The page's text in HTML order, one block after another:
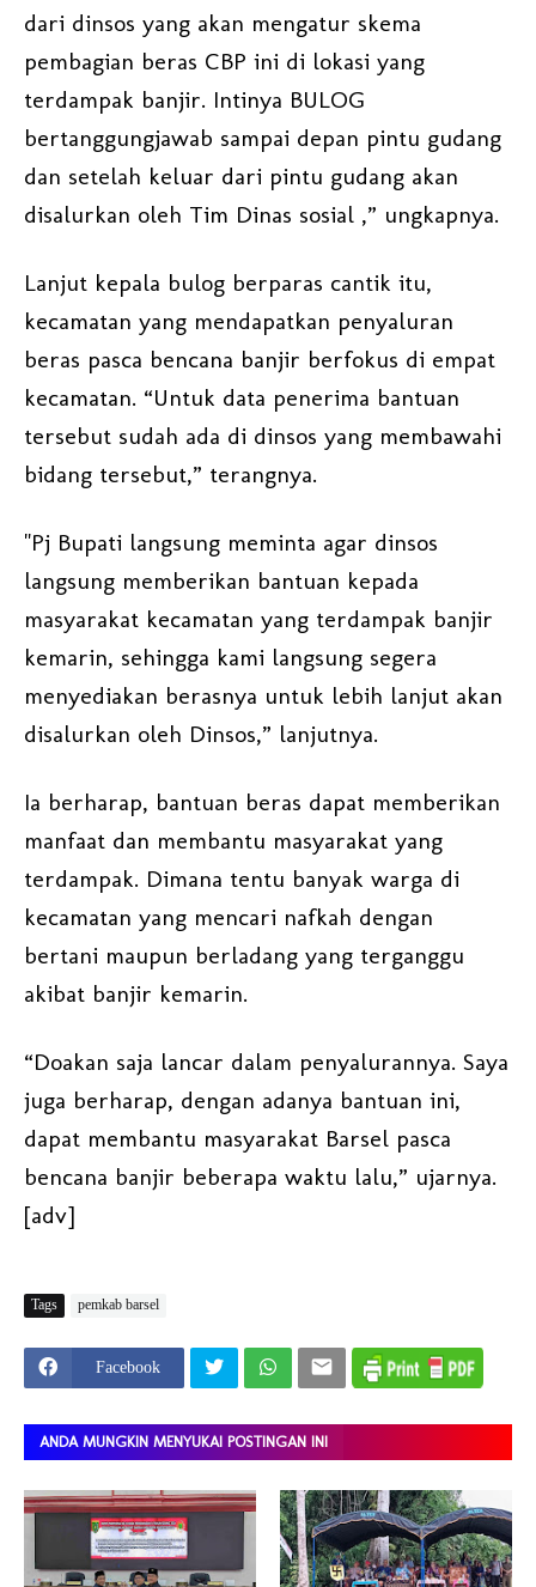
dari dinsos yang akan mengatur skema
pembagian beras CBP ini di lokasi yang
terdampak banjir. Intinya BULOG
bertanggungjawab sampai depan pintu gudang
dan setelah keluar dari pintu gudang akan
disalurkan oleh Tim Dinas sosial ,” ungkapnya.
Lanjut kepala bulog berparas cantik itu,
kecamatan yang mendapatkan penyaluran
beras pasca bencana banjir berfokus di empat
kecamatan. “Untuk data penerima bantuan
tersebut sudah ada di dinsos yang membawahi
bidang tersebut,” terangnya.
"Pj Bupati langsung meminta agar dinsos
langsung memberikan bantuan kepada
masyarakat kecamatan yang terdampak banjir
kemarin, sehingga kami langsung segera
menyediakan berasnya untuk lebih lanjut akan
disalurkan oleh Dinsos,” lanjutnya.
Ia berharap, bantuan beras dapat memberikan
manfaat dan membantu masyarakat yang
terdampak. Dimana tentu banyak warga di
kecamatan yang mencari nafkah dengan
bertani maupun berladang yang terganggu
akibat banjir kemarin.
“Doakan saja lancar dalam penyalurannya. Saya
juga berharap, dengan adanya bantuan ini,
dapat membantu masyarakat Barsel pasca
bencana banjir beberapa waktu lalu,” ujarnya.
[adv]
Tags pemkab barsel
Facebook
ANDA MUNGKIN MENYUKAI POSTINGAN INI